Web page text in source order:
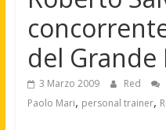
news
moda
maschile
del Grande
3 Marzo 2009 Red
Paolo Mari, personal trainer,